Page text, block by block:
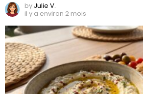
by Julie V.
il y a environ 2 mois